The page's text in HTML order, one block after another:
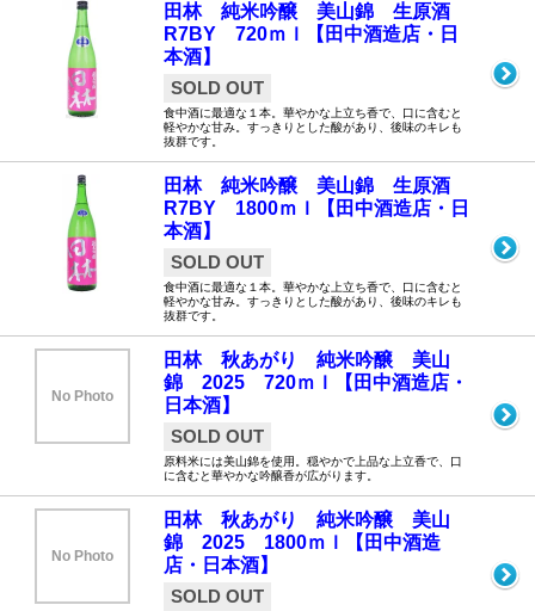
田林 純米吟醸 美山錦 生原酒
R7BY 720ｍｌ【田中酒造店・日
本酒】
SOLD OUT
食中酒に最適な１本。華やかな上立ち香で、口に含むと
軽やかな甘み。すっきりとした酸があり、後味のキレも
抜群です。
田林 純米吟醸 美山錦 生原酒
R7BY 1800ｍｌ【田中酒造店・日
本酒】
SOLD OUT
食中酒に最適な１本。華やかな上立ち香で、口に含むと
軽やかな甘み。すっきりとした酸があり、後味のキレも
抜群です。
No Photo
田林 秋あがり 純米吟醸 美山
錦 2025 720ｍｌ【田中酒造店・
日本酒】
SOLD OUT
原料米には美山錦を使用。穏やかで上品な上立香で、口
に含むと華やかな吟醸香が広がります。
No Photo
田林 秋あがり 純米吟醸 美山
錦 2025 1800ｍｌ【田中酒造
店・日本酒】
SOLD OUT